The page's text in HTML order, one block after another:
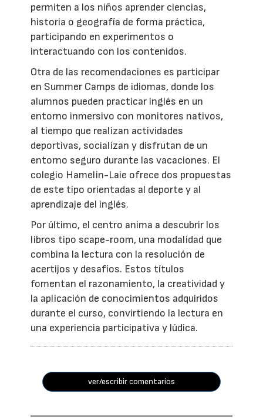
permiten a los niños aprender ciencias,
historia o geografía de forma práctica,
participando en experimentos o
interactuando con los contenidos.
Otra de las recomendaciones es participar
en Summer Camps de idiomas, donde los
alumnos pueden practicar inglés en un
entorno inmersivo con monitores nativos,
al tiempo que realizan actividades
deportivas, socializan y disfrutan de un
entorno seguro durante las vacaciones. El
colegio Hamelin-Laie ofrece dos propuestas
de este tipo orientadas al deporte y al
aprendizaje del inglés.
Por último, el centro anima a descubrir los
libros tipo scape-room, una modalidad que
combina la lectura con la resolución de
acertijos y desafíos. Estos títulos
fomentan el razonamiento, la creatividad y
la aplicación de conocimientos adquiridos
durante el curso, convirtiendo la lectura en
una experiencia participativa y lúdica.
ver/escribir comentarios